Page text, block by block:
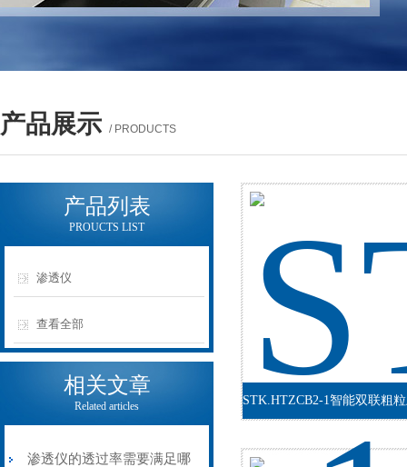
产品展示 / PRODUCTS
产品列表
PROUCTS LIST
渗透仪
查看全部
相关文章
Related articles
渗透仪的透过率需要满足哪